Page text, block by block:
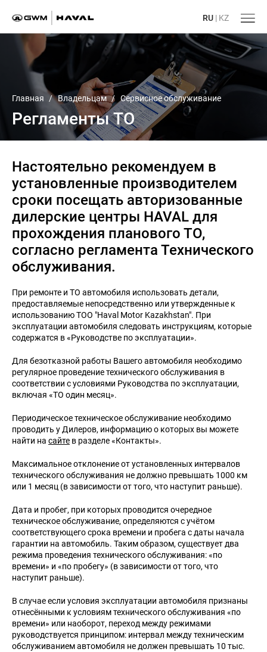
RU | KZ
Главная / Владельцам / Сервисное обслуживание
Регламенты ТО
Настоятельно рекомендуем в
установленные производителем
сроки посещать авторизованные
дилерские центры HAVAL для
прохождения планового ТО,
согласно регламента Технического
обслуживания.
При ремонте и ТО автомобиля использовать детали,
предоставляемые непосредственно или утвержденные к
использованию ТОО "Haval Motor Kazakhstan". При
эксплуатации автомобиля следовать инструкциям, которые
содержатся в «Руководстве по эксплуатации».
Для безотказной работы Вашего автомобиля необхо­димо
регулярное проведение технического обслуживания в
соответствии с условиями Руководства по эксплуатации,
включая «ТО один месяц».
Периодическое техническое обслуживание необходимо
проводить у Дилеров, информацию о которых вы можете
найти на сайте в разделе «Контакты».
Максимальное отклонение от установленных интервалов
технического обслуживания не должно превышать 1000 км
или 1 месяц (в зависимости от того, что наступит раньше).
Дата и пробег, при которых проводится очередное
техническое обслуживание, определяются с учётом
соответствующего срока времени и пробега с даты начала
гарантии на автомобиль. Таким образом, существует два
режима проведения технического обслуживания: «по
времени» и «по пробегу» (в зависимости от того, что
наступит раньше).
В случае если условия эксплуатации автомобиля признаны
отнесёнными к условиям технического обслуживания «по
времени» или наоборот, переход между режимами
руководствуется принципом: интервал между техническим
обслуживанием автомобиля не должен превышать 10 тыс.